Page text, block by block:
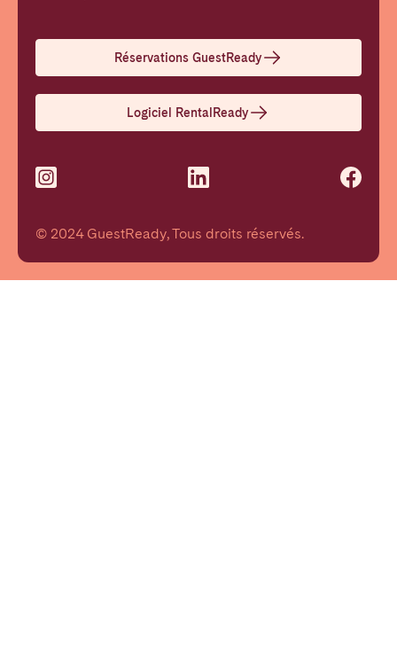
© 2024 GuestReady, Tous droits réservés.
Réservations GuestReady
Logiciel RentalReady